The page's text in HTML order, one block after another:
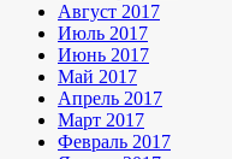
Август 2017
Июль 2017
Июнь 2017
Май 2017
Апрель 2017
Март 2017
Февраль 2017